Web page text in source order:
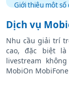
Giới thiệu một số
Dịch vụ
Nhu cầu giải trí
cao, đặc biệt
livestream
MobiOn